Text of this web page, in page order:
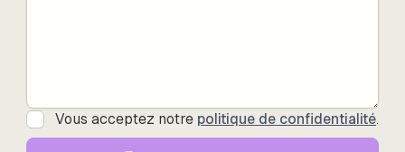
Vous acceptez notre politique de confidentialité.